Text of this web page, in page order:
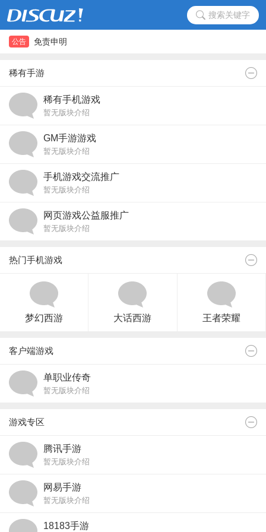
搜索关键字
公告
免责申明
稀有手游
稀有手机游戏
暂无版块介绍
GM手游游戏
暂无版块介绍
手机游戏交流推广
暂无版块介绍
网页游戏公益服推广
暂无版块介绍
热门手机游戏
梦幻西游 大话西游 王者荣耀
客户端游戏
单职业传奇
暂无版块介绍
游戏专区
腾讯手游
暂无版块介绍
网易手游
暂无版块介绍
18183手游